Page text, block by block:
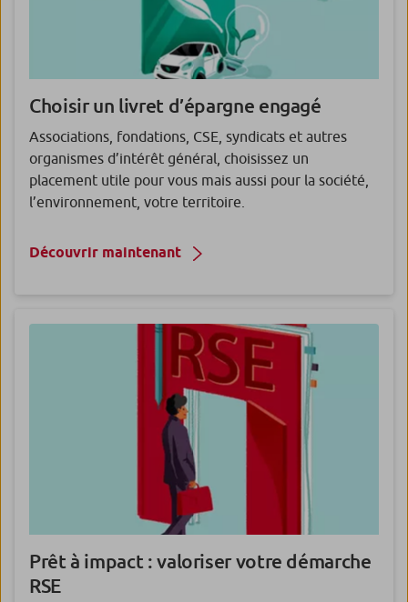
Choisir un livret d’épargne engagé
Associations, fondations, CSE, syndicats et autres
organismes d’intérêt général, choisissez un
placement utile pour vous mais aussi pour la société,
l’environnement, votre territoire.
Découvrir maintenant
Prêt à impact : valoriser votre démarche
RSE